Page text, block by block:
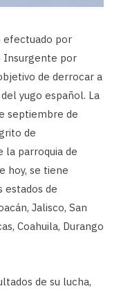
por
Insurgente por
de derrocar a
yugo español. La
septiembre de
de
la parroquia de
hoy, se tiene
estados de
Jalisco, San
Coahuila, Durango
de su lucha,